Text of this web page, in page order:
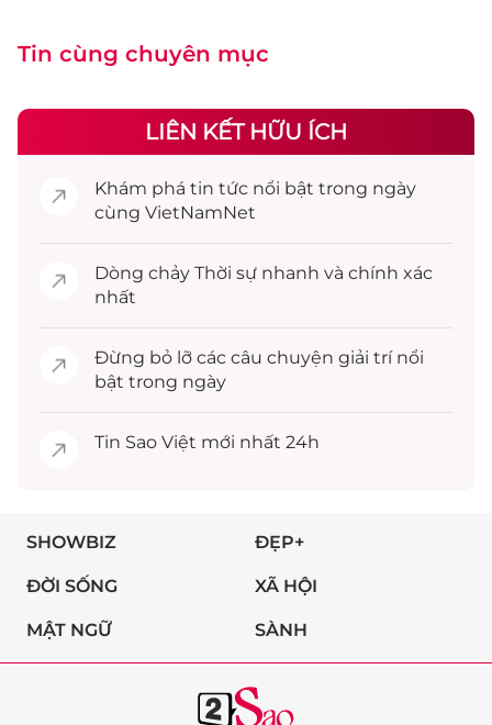
Tin cùng chuyên mục
LIÊN KẾT HỮU ÍCH
Khám phá tin tức nổi bật trong ngày
cùng VietNamNet
Dòng chảy Thời sự nhanh và chính xác
nhất
Đừng bỏ lỡ các câu chuyện giải trínổi
bật trong ngày
Tin Sao Việt mới nhất 24h
SHOWBIZ ĐẸP+
ĐỜI SỐNG XÃ HỘI
MẬT NGỮ SÀNH